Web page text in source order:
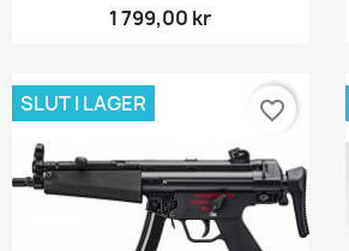
1 799,00 kr
SLUT I LAGER favorite_border